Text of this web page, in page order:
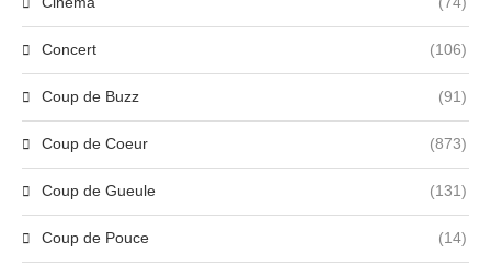
Concert (106)
Coup de Buzz (91)
Coup de Coeur (873)
Coup de Gueule (131)
Coup de Pouce (14)